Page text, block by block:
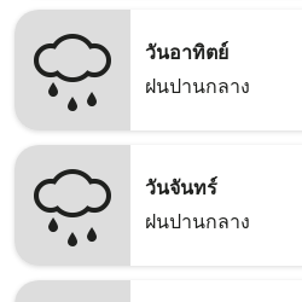
วันอาทิตย์
ฝนปานกลาง
วันจันทร์
ฝนปานกลาง